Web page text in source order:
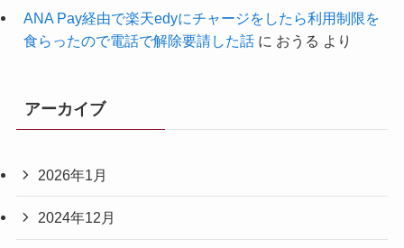
ANA Pay経由で楽天edyにチャージをしたら利用制限を
食らったので電話で解除要請した話に おうる より
アーカイブ
2026年1月
2024年12月